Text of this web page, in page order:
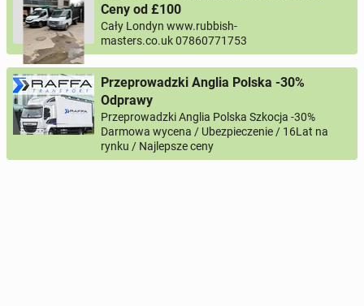
Ceny od £100
Cały Londyn www.rubbish-
masters.co.uk 07860771753
Przeprowadzki Anglia Polska -30%
Odprawy
Przeprowadzki Anglia Polska Szkocja -30%
Darmowa wycena / Ubezpieczenie / 16Lat na
rynku / Najlepsze ceny